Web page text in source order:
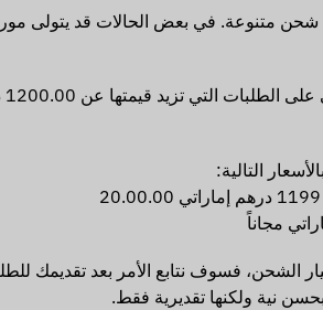
شحن متنوعة. في بعض الحالات قد يتولى
التي تزيد قيمتها عن 1200.00 درهم إماراتي.
التالية:
الشحن، فسوف نتابع الأمر بعد تقديمك
نية ولكنها تقديرية فقط.